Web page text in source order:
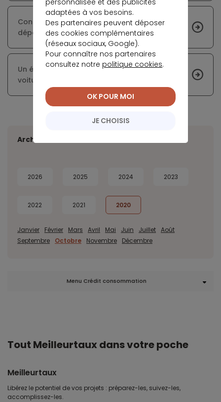
Consommation : les Français recommencent à
dépenser
Un été faste pour le marché français des
voitures électriques
Archives
2026 2025 2024 2023
2022 2021 2020
Janvier Février Mars Avril Mai Juin Juillet Août
Septembre
Octobre Novembre Décembre
Menu Crédit consommation
Tout Meilleurtaux dans votre poche
Meilleurtaux
Libérez le potentiel de vos projets : préparez-les, suivez-les,
accomplissez-les.
personnalisée et des publicités
adaptées à vos besoins.
Des partenaires peuvent déposer
des cookies complémentaires
(réseaux sociaux, Google).
Pour connaître nos partenaires
consultez notre politique cookies.
JE CHOISIS
OK POUR MOI